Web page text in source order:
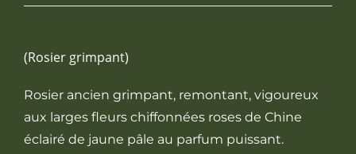
(Rosier grimpant)
Rosier ancien grimpant, remontant, vigoureux
aux larges fleurs chiffonnées roses de Chine
éclairé de jaune pâle au parfum puissant.